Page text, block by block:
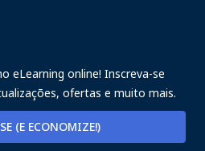
eLearning online! Inscreva-se
ofertas e muito mais.
(E ECONOMIZE!)